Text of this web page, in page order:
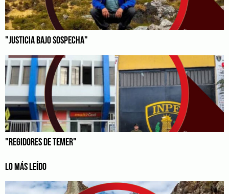
"JUSTICIA BAJO SOSPECHA"
"REGIDORES DE TEMER"
LO MÁS LEÍDO